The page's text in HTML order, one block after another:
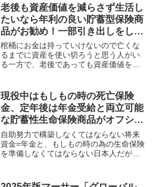
老後も資産価値を減らさず生活し
たいなら年利の良い貯蓄型保険商
品がお勧め！一部引き出しをしつ
つ契約継続可能でNOT DIE WITH
ZERO！
棺桶にお金は持っていけないので亡くな
るまでに資産を使い切ろうと思う人がい
る一方で、老後であっても資産価値を減
一部引き出しが可能な保険商品に加入し
て不労所得を確保すれば良いはずだ。
現役中はもしもの時の死亡保険
金、定年後は年金受給と両立可能
な貯蓄性生命保険商品がオフショ
ア香港のCTF Life(旧社名FTLife)
にある！
自助努力で構築しなくてはならない将来
資金=年金と、もしもの時の為の生命保険
を準備しなくてはならない日本人だが、
貯蓄(年金)と生命保険を両立できる商品は